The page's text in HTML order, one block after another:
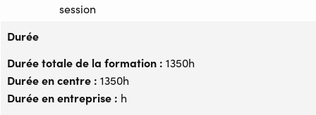
session
Durée
Durée totale de la formation : 1350h
Durée en centre : 1350h
Durée en entreprise : h